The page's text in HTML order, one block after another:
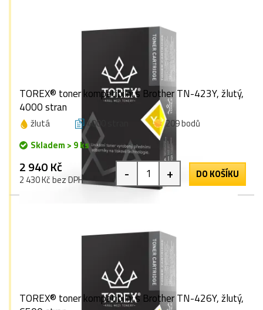
TOREX® toner kompatibilní s Brother TN-423Y, žlutý,
4000 stran
žlutá 4000 stran
209 bodů
Skladem > 9 ks
2 940 Kč
2 430 Kč bez DPH - + DO KOŠÍKU
TOREX® toner kompatibilní s Brother TN-426Y, žlutý,